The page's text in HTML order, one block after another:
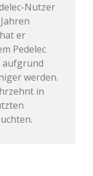
Nutzer
er
Pedelec
aufgrund
werden.
in